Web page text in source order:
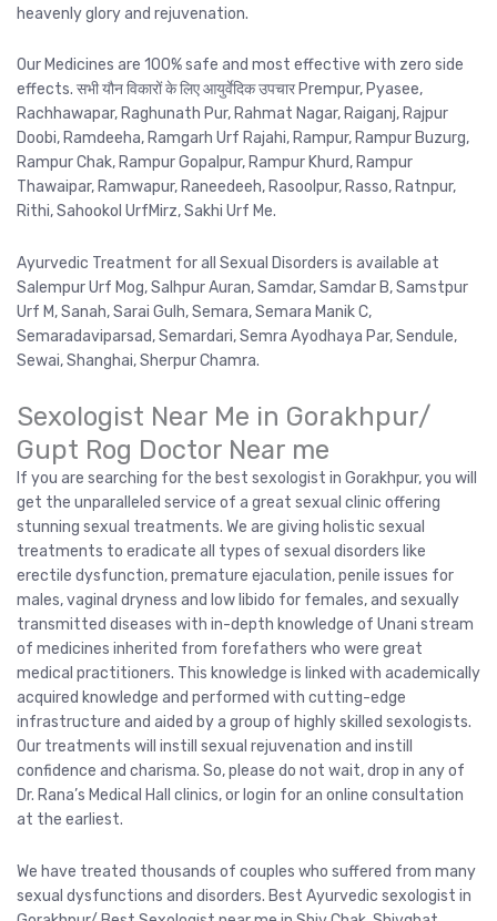
heavenly glory and rejuvenation.
Our Medicines are 100% safe and most effective with zero side
effects. सभी यौन विकारों के लिए आयुर्वेदिक उपचार Prempur, Pyasee,
Rachhawapar, Raghunath Pur, Rahmat Nagar, Raiganj, Rajpur
Doobi, Ramdeeha, Ramgarh Urf Rajahi, Rampur, Rampur Buzurg,
Rampur Chak, Rampur Gopalpur, Rampur Khurd, Rampur
Thawaipar, Ramwapur, Raneedeeh, Rasoolpur, Rasso, Ratnpur,
Rithi, Sahookol UrfMirz, Sakhi Urf Me.
Ayurvedic Treatment for all Sexual Disorders is available at
Salempur Urf Mog, Salhpur Auran, Samdar, Samdar B, Samstpur
Urf M, Sanah, Sarai Gulh, Semara, Semara Manik C,
Semaradaviparsad, Semardari, Semra Ayodhaya Par, Sendule,
Sewai, Shanghai, Sherpur Chamra.
Sexologist Near Me in Gorakhpur/
Gupt Rog Doctor Near me
If you are searching for the best sexologist in Gorakhpur, you will
get the unparalleled service of a great sexual clinic offering
stunning sexual treatments. We are giving holistic sexual
treatments to eradicate all types of sexual disorders like
erectile dysfunction, premature ejaculation, penile issues for
males, vaginal dryness and low libido for females, and sexually
transmitted diseases with in-depth knowledge of Unani stream
of medicines inherited from forefathers who were great
medical practitioners. This knowledge is linked with academically
acquired knowledge and performed with cutting-edge
infrastructure and aided by a group of highly skilled sexologists.
Our treatments will instill sexual rejuvenation and instill
confidence and charisma. So, please do not wait, drop in any of
Dr. Rana’s Medical Hall clinics, or login for an online consultation
at the earliest.
We have treated thousands of couples who suffered from many
sexual dysfunctions and disorders. Best Ayurvedic sexologist in